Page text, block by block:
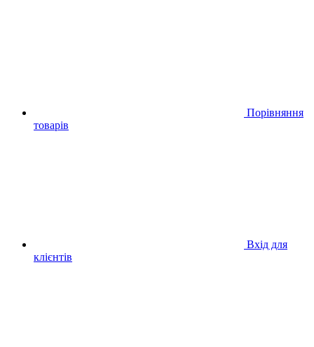
Порівняння
товарів
Вхід для
клієнтів